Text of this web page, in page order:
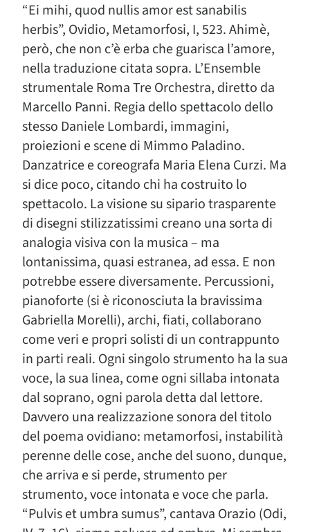
“Ei mihi, quod nullis amor est sanabilis
herbis”, Ovidio, Metamorfosi, I, 523. Ahimè,
però, che non c’è erba che guarisca l’amore,
nella traduzione citata sopra. L’Ensemble
strumentale Roma Tre Orchestra, diretto da
Marcello Panni. Regia dello spettacolo dello
stesso Daniele Lombardi, immagini,
proiezioni e scene di Mimmo Paladino.
Danzatrice e coreografa Maria Elena Curzi. Ma
si dice poco, citando chi ha costruito lo
spettacolo. La visione su sipario trasparente
di disegni stilizzatissimi creano una sorta di
analogia visiva con la musica – ma
lontanissima, quasi estranea, ad essa. E non
potrebbe essere diversamente. Percussioni,
pianoforte (si è riconosciuta la bravissima
Gabriella Morelli), archi, fiati, collaborano
come veri e propri solisti di un contrappunto
in parti reali. Ogni singolo strumento ha la sua
voce, la sua linea, come ogni sillaba intonata
dal soprano, ogni parola detta dal lettore.
Davvero una realizzazione sonora del titolo
del poema ovidiano: metamorfosi, instabilità
perenne delle cose, anche del suono, dunque,
che arriva e si perde, strumento per
strumento, voce intonata e voce che parla.
“Pulvis et umbra sumus”, cantava Orazio (Odi,